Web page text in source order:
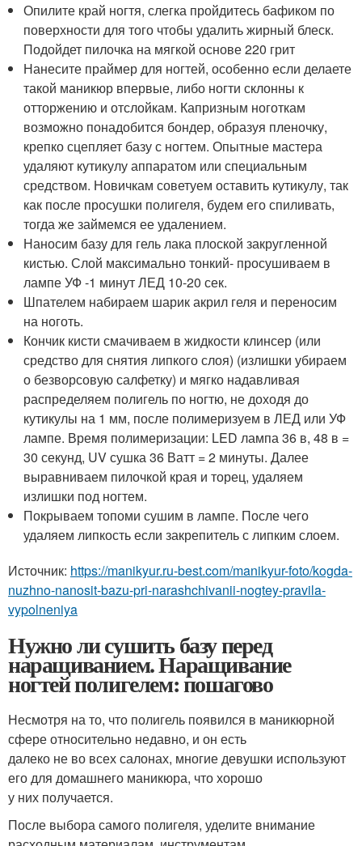
Опилите край ногтя, слегка пройдитесь бафиком по
поверхности для того чтобы удалить жирный блеск.
Подойдет пилочка на мягкой основе 220 грит
Нанесите праймер для ногтей, особенно если делаете
такой маникюр впервые, либо ногти склонны к
отторжению и отслойкам. Капризным ноготкам
возможно понадобится бондер, образуя пленочку,
крепко сцепляет базу с ногтем. Опытные мастера
удаляют кутикулу аппаратом или специальным
средством. Новичкам советуем оставить кутикулу, так
как после просушки полигеля, будем его спиливать,
тогда же займемся ее удалением.
Наносим базу для гель лака плоской закругленной
кистью. Слой максимально тонкий- просушиваем в
лампе УФ -1 минут ЛЕД 10-20 сек.
Шпателем набираем шарик акрил геля и переносим
на ноготь.
Кончик кисти смачиваем в жидкости клинсер (или
средство для снятия липкого слоя) (излишки убираем
о безворсовую салфетку) и мягко надавливая
распределяем полигель по ногтю, не доходя до
кутикулы на 1 мм, после полимеризуем в ЛЕД или УФ
лампе. Время полимеризации: LED лампа 36 в, 48 в =
30 секунд, UV сушка 36 Ватт = 2 минуты. Далее
выравниваем пилочкой края и торец, удаляем
излишки под ногтем.
Покрываем топоми сушим в лампе. После чего
удаляем липкость если закрепитель с липким слоем.
Источник: https://manikyur.ru-best.com/manikyur-foto/kogda-
nuzhno-nanosit-bazu-pri-narashchivanii-nogtey-pravila-
vypolneniya
Нужно ли сушить базу перед
наращиванием. Наращивание
ногтей полигелем: пошагово
Несмотря на то, что полигель появился в маникюрной
сфере относительно недавно, и он есть
далеко не во всех салонах, многие девушки используют
его для домашнего маникюра, что хорошо
у них получается.
После выбора самого полигеля, уделите внимание